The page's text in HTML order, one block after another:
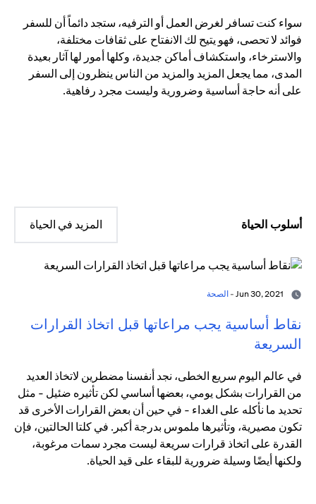
سواء كنت تسافر لغرض العمل أو الترفيه، ستجد دائماً أن للسفر
فوائد لا تحصى، فهو يتيح لك الانفتاح على ثقافات مختلفة،
والاسترخاء، واستكشاف أماكن جديدة، وكلها أمور لها آثار بعيدة
المدى، مما يجعل المزيد والمزيد من الناس ينظرون إلى السفر
على أنه حاجة أساسية وضرورية وليست مجرد رفاهية.
أسلوب الحياة المزيد في الحياة
الصحة
نقاط أساسية يجب مراعاتها قبل اتخاذ القرارات
السريعة
في عالم اليوم سريع الخطى، نجد أنفسنا مضطرين لاتخاذ العديد
من القرارات بشكل يومي، بعضها أساسي لكن تأثيره ضئيل - مثل
تحديد ما نأكله على الغداء - في حين أن بعض القرارات الأخرى قد
تكون مصيرية، وتأثيرها ملموس بدرجة أكبر. في كلتا الحالتين، فإن
القدرة على اتخاذ قرارات سريعة ليست مجرد سمات مرغوبة،
ولكنها أيضًا وسيلة ضرورية للبقاء على قيد الحياة.